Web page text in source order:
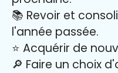
📚 Revoir et
l'année passée.
⭐️ Acquérir de
🔎 Faire un choix